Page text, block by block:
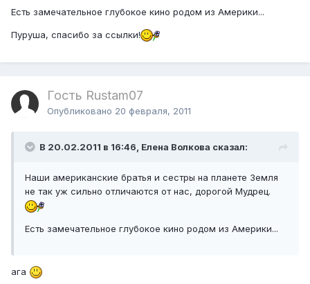
Есть замечательное глубокое кино родом из Америки...
Пуруша, спасибо за ссылки!
Гость Rustam07
Опубликовано 20 февраля, 2011
В 20.02.2011 в 16:46, Елена Волкова сказал:
Наши американские братья и сестры на планете Земля
не так уж сильно отличаются от нас, дорогой Мудрец.
Есть замечательное глубокое кино родом из Америки...
ага